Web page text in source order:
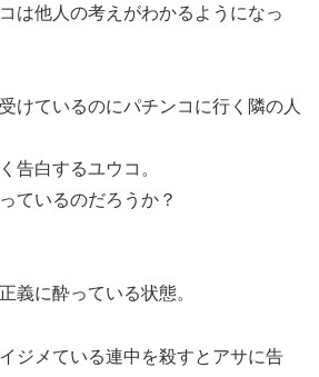
は他人の考えがわかるようになっ
けているのにパチンコに行く隣の人
告白するユウコ。
ているのだろうか？
義に酔っている状態。
ジメている連中を殺すとアサに告